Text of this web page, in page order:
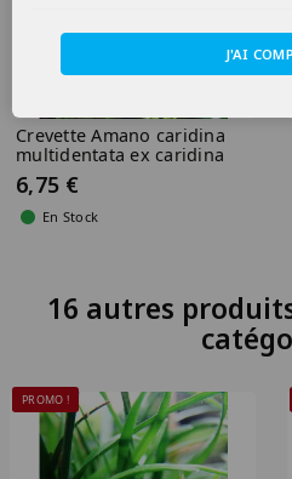
J'AI
Crevette Amano caridina
multidentata ex caridina
japonica XL
6,75 €
En Stock
16 autres
PROMO !